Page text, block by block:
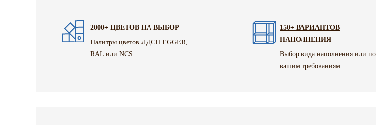
2000+ ЦВЕТОВ НА ВЫБОР
Палитры цветов ЛДСП EGGER,
RAL или NCS
150+ ВАРИАНТОВ
НАПОЛНЕНИЯ
Выбор вида наполнения или по
вашим требованиям